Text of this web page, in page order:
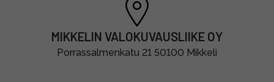
MIKKELIN VALOKUVAUSLIIKE OY
Porrassalmenkatu 21 50100 Mikkeli